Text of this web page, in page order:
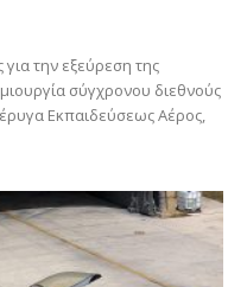
για την εξεύρεση της
σύγχρονου διεθνούς
Εκπαιδεύσεως Αέρος,